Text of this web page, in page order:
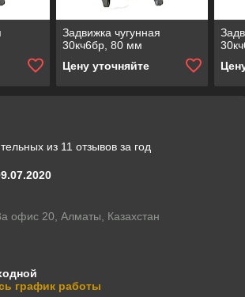
Задвижка чугунная
30кч6бр, 80 мм
Цену уточняйте
из 11 отзывов за год
офис 20, Алматы, Казахстан
график работы